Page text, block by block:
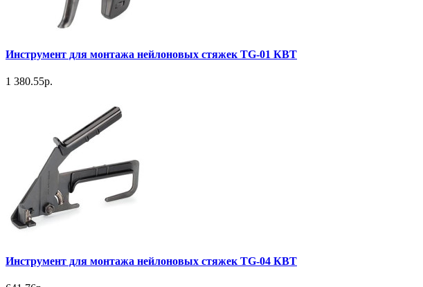
Инструмент для монтажа нейлоновых стяжек TG-01 КВТ
1 380.55р.
Инструмент для монтажа нейлоновых стяжек TG-04 КВТ